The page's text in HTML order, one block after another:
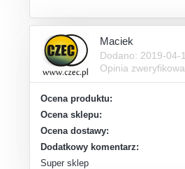
Maciek
Dodano: 2019-04-
Opinia
Ocena produktu:
Ocena sklepu:
Ocena dostawy:
Dodatkowy komentarz:
Super sklep